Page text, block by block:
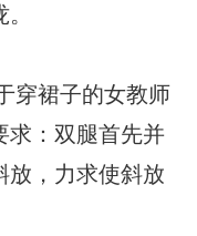
穿裙子的女教师
求：双腿首先并
放，力求使斜放